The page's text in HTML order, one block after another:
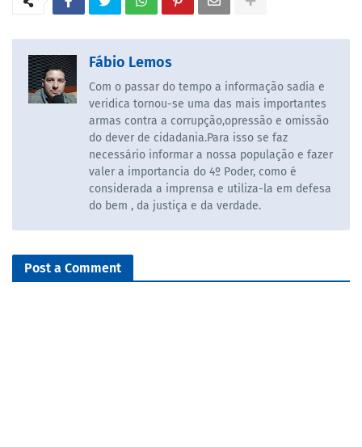
Fábio Lemos
Com o passar do tempo a informação sadia e
veridica tornou-se uma das mais importantes
armas contra a corrupção,opressão e omissão
do dever de cidadania.Para isso se faz
necessário informar a nossa população e fazer
valer a importancia do 4º Poder, como é
considerada a imprensa e utiliza-la em defesa
do bem , da justiça e da verdade.
Post a Comment